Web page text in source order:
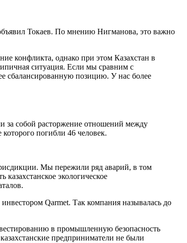
Токаев. По мнению Нигманова, это важно
конфликта, однако при этом Казахстан в
ситуация. Если мы сравним с
сбалансированную позицию. У нас более
за собой расторжение отношений между
погибли 46 человек.
Мы пережили ряд аварий, в том
экологическое
Qarmet. Так компания называлась до
в промышленную безопасность
предприниматели не были